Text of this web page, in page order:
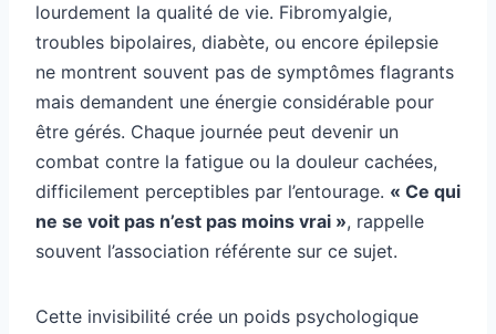
lourdement la qualité de vie. Fibromyalgie,
troubles bipolaires, diabète, ou encore épilepsie
ne montrent souvent pas de symptômes flagrants
mais demandent une énergie considérable pour
être gérés. Chaque journée peut devenir un
combat contre la fatigue ou la douleur cachées,
difficilement perceptibles par l’entourage. « Ce qui
ne se voit pas n’est pas moins vrai », rappelle
souvent l’association référente sur ce sujet.
Cette invisibilité crée un poids psychologique